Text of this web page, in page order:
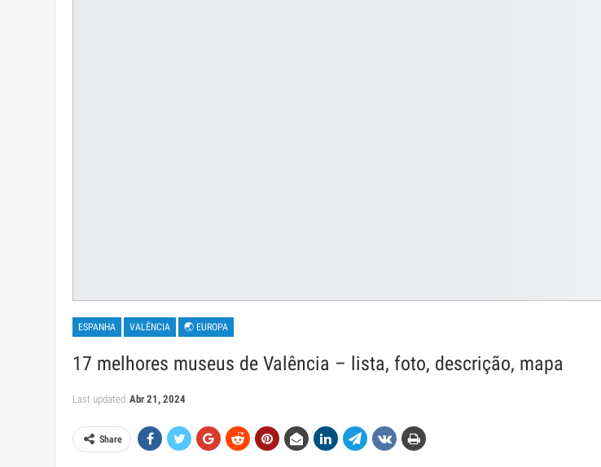
ESPANHA VALÊNCIA 🌏 EUROPA
17 melhores museus de Valência – lista, foto, descrição, mapa
Last updated Abr 21, 2024
Share